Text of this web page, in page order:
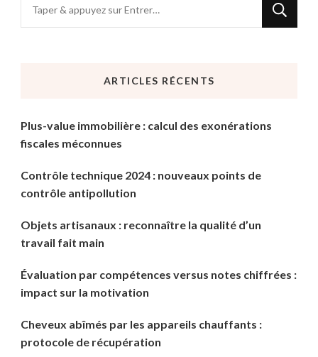
recherchiez
ARTICLES RÉCENTS
Plus-value immobilière : calcul des exonérations
fiscales méconnues
Contrôle technique 2024 : nouveaux points de
contrôle antipollution
Objets artisanaux : reconnaître la qualité d’un
travail fait main
Évaluation par compétences versus notes chiffrées :
impact sur la motivation
Cheveux abîmés par les appareils chauffants :
protocole de récupération